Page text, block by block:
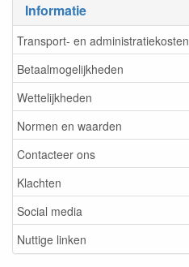
Informatie
Transport- en administratiekosten
Betaalmogelijkheden
Wettelijkheden
Normen en waarden
Contacteer ons
Klachten
Social media
Nuttige linken